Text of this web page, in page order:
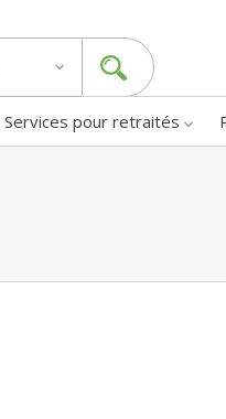
Services pour retraités